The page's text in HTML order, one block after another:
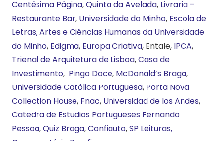
Centésima Página,Quinta da Avelada, Livraria –
Restaurante Bar, Universidade do Minho, Escola de
Letras, Artes e Ciências Humanas da Universidade
do Minho, Edigma, Europa Criativa, Entale, IPCA,
Trienal de Arquitetura de Lisboa,Casa de
Investimento, Pingo Doce, McDonald’s Braga,
Universidade Católica Portuguesa, Porta Nova
Collection House, Fnac, Universidad de los Andes,
Catedra de Estudios Portugueses Fernando
Pessoa,Quiz Braga,Confiauto,SP Leituras,